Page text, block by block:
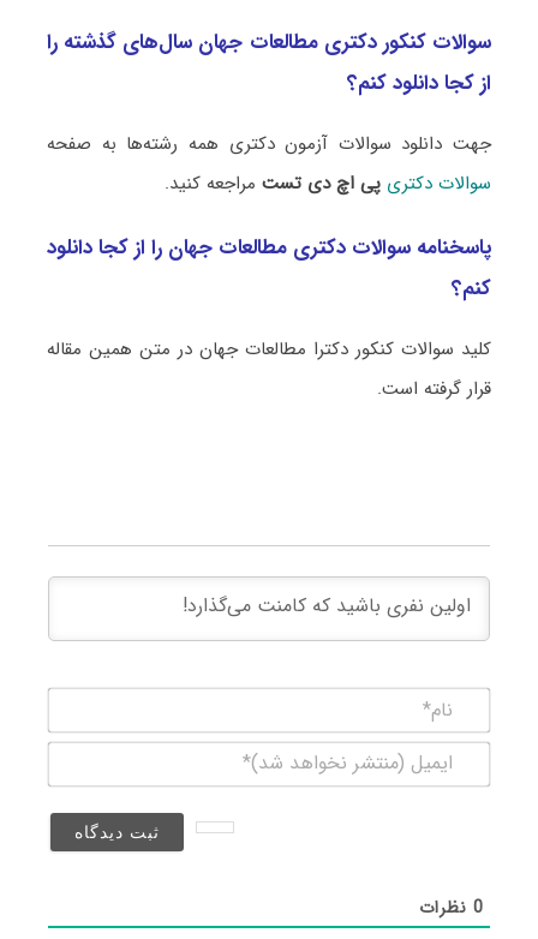
سوالات کنکور دکتری مطالعات جهان سال‌های گذشته را
از کجا دانلود کنم؟
جهت دانلود سوالات آزمون دکتری همه رشته‌ها به صفحه
سوالات دکتری پی اچ دی تستمراجعه کنید.
پاسخنامه سوالات دکتری مطالعات جهان را از کجا دانلود
کنم؟
کلید سوالات کنکور دکترا مطالعات جهان در متن همین مقاله
قرار گرفته است.
(منتشر
0نظرات